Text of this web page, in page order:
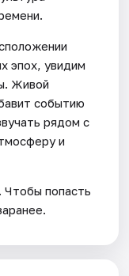
эпох, увидим
Живой
событию
рядом с
и
Чтобы попасть